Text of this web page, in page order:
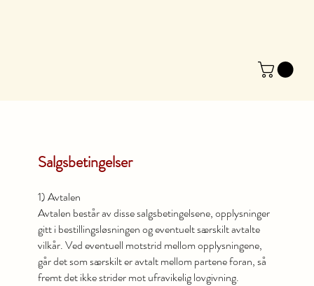
Salgsbetingelser
1) Avtalen
Avtalen består av disse salgsbetingelsene, opplysninger
gitt i bestillingsløsningen og eventuelt særskilt avtalte
vilkår. Ved eventuell motstrid mellom opplysningene,
går det som særskilt er avtalt mellom partene foran, så
fremt det ikke strider mot ufravikelig lovgivning.